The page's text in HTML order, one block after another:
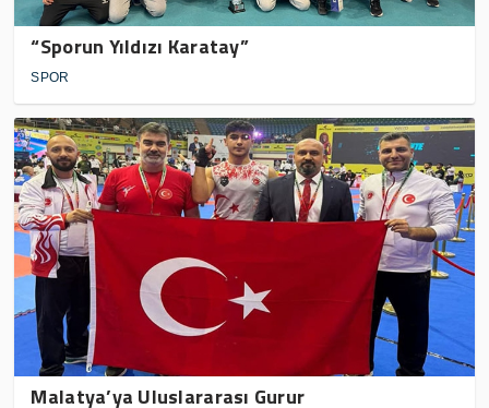
“Sporun Yıldızı Karatay”
SPOR
Malatya’ya Uluslararası Gurur